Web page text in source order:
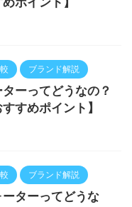
ブランド解説
ーってどうなの？
すめポイント】
ブランド解説
ターってどうな